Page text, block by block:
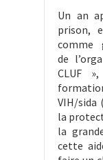
Un an
prison,
comme
de
CLUF
VIH/sida
la
la
cette